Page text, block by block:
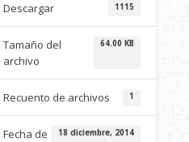
Descargar 1115
Tamaño del
archivo
64.00 KB
Recuento de archivos 1
Fecha de
18 diciembre, 2014